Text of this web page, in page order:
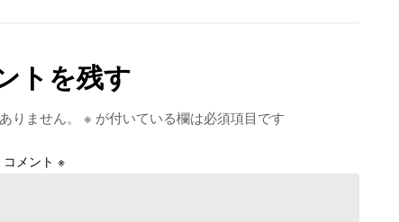
トを残す
りません。 ※ が付いている欄は必須項目です
コメント ※